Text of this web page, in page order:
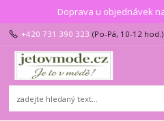
Doprava u objednávek
+420 731 390 323 (Po-Pá, 10-12 hod.)